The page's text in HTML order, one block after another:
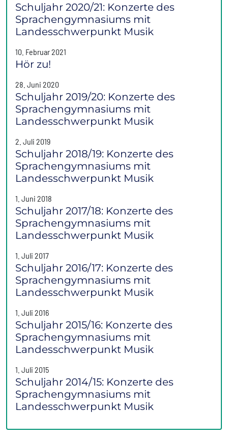
Schuljahr 2020/21: Konzerte des
Sprachengymnasiums mit
Landesschwerpunkt Musik
10. Februar 2021
Hör zu!
28. Juni 2020
Schuljahr 2019/20: Konzerte des
Sprachengymnasiums mit
Landesschwerpunkt Musik
2. Juli 2019
Schuljahr 2018/19: Konzerte des
Sprachengymnasiums mit
Landesschwerpunkt Musik
1. Juni 2018
Schuljahr 2017/18: Konzerte des
Sprachengymnasiums mit
Landesschwerpunkt Musik
1. Juli 2017
Schuljahr 2016/17: Konzerte des
Sprachengymnasiums mit
Landesschwerpunkt Musik
1. Juli 2016
Schuljahr 2015/16: Konzerte des
Sprachengymnasiums mit
Landesschwerpunkt Musik
1. Juli 2015
Schuljahr 2014/15: Konzerte des
Sprachengymnasiums mit
Landesschwerpunkt Musik